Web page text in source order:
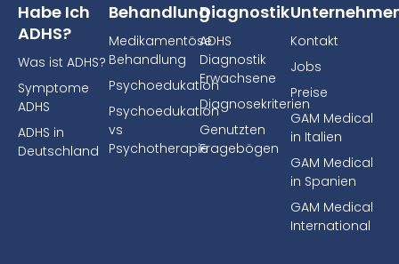
Habe Ich
ADHS?
Was ist ADHS?
Symptome
ADHS
ADHS in
Deutschland
Behandlung
Medikamentöse
Behandlung
Psychoedukation
Psychoedukation
vs
Psychotherapie
Diagnostik
ADHS
Diagnostik
Erwachsene
Diagnosekriterien
Genutzten
Fragebögen
Kontakt
Jobs
Preise
GAM Medical
in Italien
GAM Medical
in Spanien
GAM Medical
International